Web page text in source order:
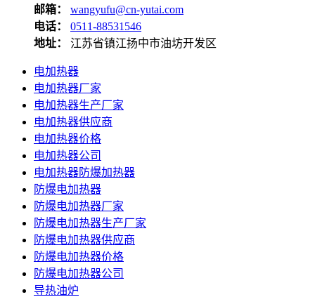
邮箱：
wangyufu@cn-yutai.com
电话：
0511-88531546
地址：
江苏省镇江扬中市油坊开发区
电加热器
电加热器厂家
电加热器生产厂家
电加热器供应商
电加热器价格
电加热器公司
电加热器防爆加热器
防爆电加热器
防爆电加热器厂家
防爆电加热器生产厂家
防爆电加热器供应商
防爆电加热器价格
防爆电加热器公司
导热油炉